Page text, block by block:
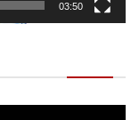
03:50